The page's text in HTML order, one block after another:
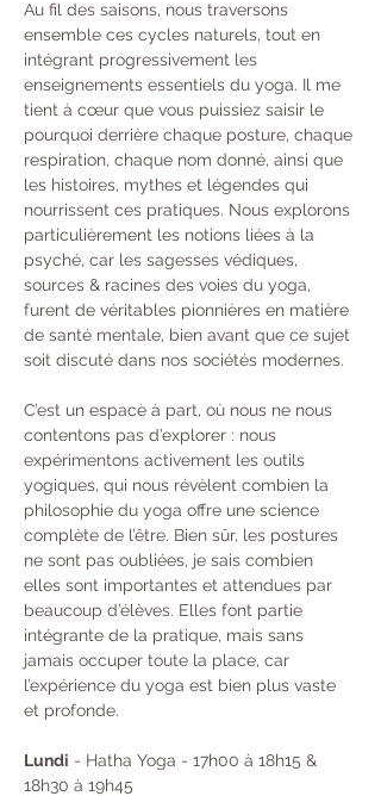
Au fil des saisons, nous traversons
ensemble ces cycles naturels, tout en
intégrant progressivement les
enseignements essentiels du yoga. Il me
tient à cœur que vous puissiez saisir le
pourquoi derrière chaque posture, chaque
respiration, chaque nom donné, ainsi que
les histoires, mythes et légendes qui
nourrissent ces pratiques. Nous explorons
particulièrement les notions liées à la
psyché, car les sagesses védiques,
sources & racines des voies du yoga,
furent de véritables pionnières en matière
de santé mentale, bien avant que ce sujet
soit discuté dans nos sociétés modernes.
C’est un espace à part, où nous ne nous
contentons pas d’explorer : nous
expérimentons activement les outils
yogiques, qui nous révèlent combien la
philosophie du yoga offre une science
complète de l’être. Bien sûr, les postures
ne sont pas oubliées, je sais combien
elles sont importantes et attendues par
beaucoup d’élèves. Elles font partie
intégrante de la pratique, mais sans
jamais occuper toute la place, car
l’expérience du yoga est bien plus vaste
et profonde.
Lundi - Hatha Yoga - 17h00 à 18h15 &
18h30 à 19h45